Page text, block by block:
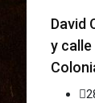
David
y calle